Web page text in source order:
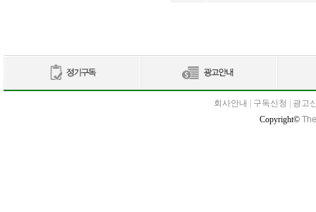
회사안내 구독신청
광고
Copyright©